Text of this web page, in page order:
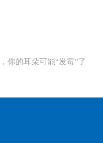
你的耳朵可能“发霉”了